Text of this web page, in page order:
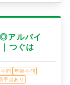
アルバイ
つぐは
問
年齢不問
手当あり